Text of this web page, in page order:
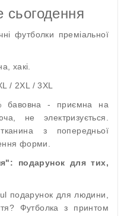
сьогодення
футболки преміальної
хакі.
/ 2XL / 3XL
бавовна - приємна на
не электризується.
з попередньої
форми.
подарунок для тих,
подарунок для людини,
Футболка з принтом